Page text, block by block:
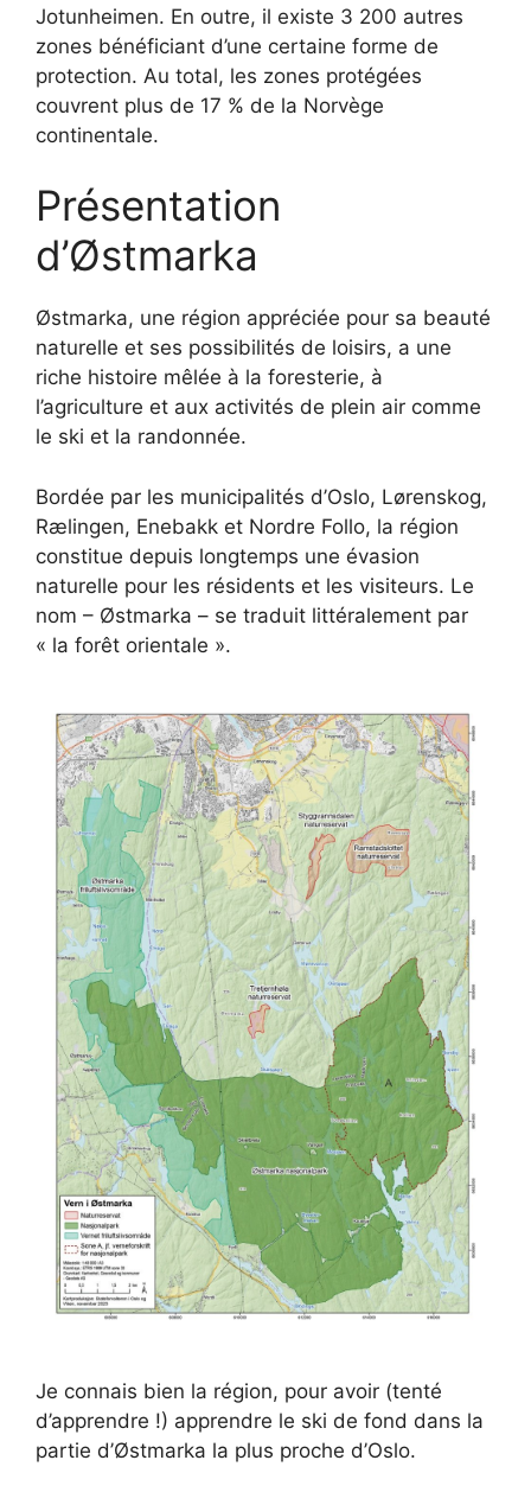
Jotunheimen. En outre, il existe 3 200 autres
zones bénéficiant d’une certaine forme de
protection. Au total, les zones protégées
couvrent plus de 17 % de la Norvège
continentale.
Présentation
d’Østmarka
Østmarka, une région appréciée pour sa beauté
naturelle et ses possibilités de loisirs, a une
riche histoire mêlée à la foresterie, à
l’agriculture et aux activités de plein air comme
le ski et la randonnée.
Bordée par les municipalités d’Oslo, Lørenskog,
Rælingen, Enebakk et Nordre Follo, la région
constitue depuis longtemps une évasion
naturelle pour les résidents et les visiteurs. Le
nom – Østmarka – se traduit littéralement par
« la forêt orientale ».
Je connais bien la région, pour avoir (tenté
d’apprendre !) apprendre le ski de fond dans la
partie d’Østmarka la plus proche d’Oslo.